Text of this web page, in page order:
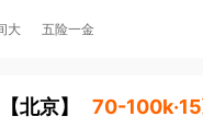
大 五险一金
【北京】 70-